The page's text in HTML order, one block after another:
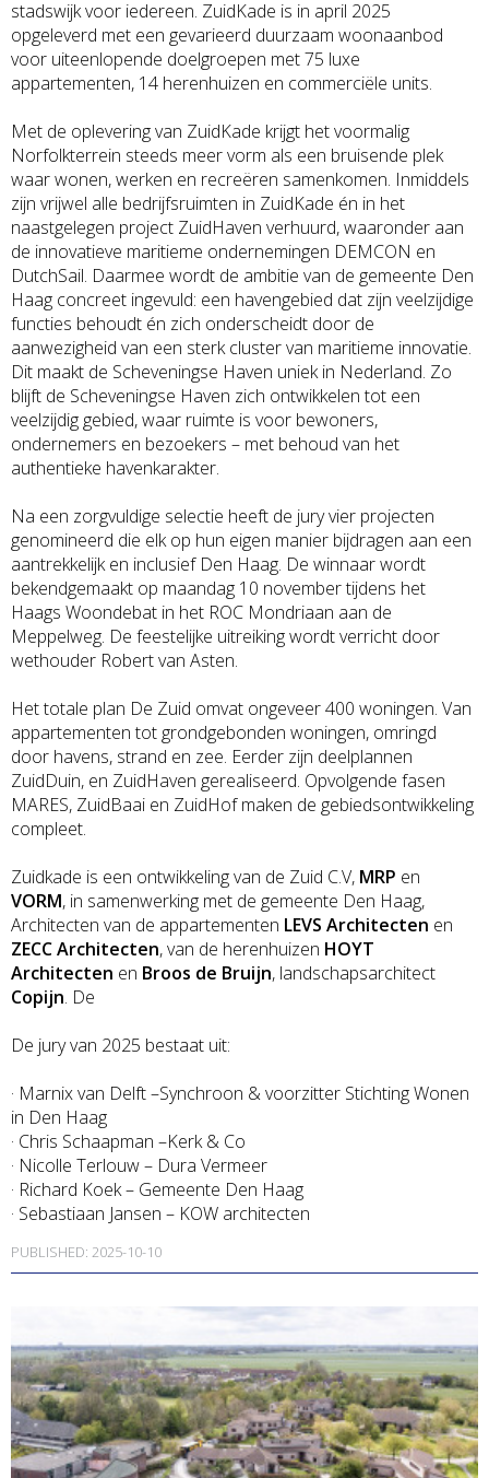
stadswijk voor iedereen. ZuidKade is in april 2025
opgeleverd met een gevarieerd duurzaam woonaanbod
voor uiteenlopende doelgroepen met 75 luxe
appartementen, 14 herenhuizen en commerciële units.
Met de oplevering van ZuidKade krijgt het voormalig
Norfolkterrein steeds meer vorm als een bruisende plek
waar wonen, werken en recreëren samenkomen. Inmiddels
zijn vrijwel alle bedrijfsruimten in ZuidKade én in het
naastgelegen project ZuidHaven verhuurd, waaronder aan
de innovatieve maritieme ondernemingen DEMCON en
DutchSail. Daarmee wordt de ambitie van de gemeente Den
Haag concreet ingevuld: een havengebied dat zijn veelzijdige
functies behoudt én zich onderscheidt door de
aanwezigheid van een sterk cluster van maritieme innovatie.
Dit maakt de Scheveningse Haven uniek in Nederland. Zo
blijft de Scheveningse Haven zich ontwikkelen tot een
veelzijdig gebied, waar ruimte is voor bewoners,
ondernemers en bezoekers – met behoud van het
authentieke havenkarakter.
Na een zorgvuldige selectie heeft de jury vier projecten
genomineerd die elk op hun eigen manier bijdragen aan een
aantrekkelijk en inclusief Den Haag. De winnaar wordt
bekendgemaakt op maandag 10 november tijdens het
Haags Woondebat in het ROC Mondriaan aan de
Meppelweg. De feestelijke uitreiking wordt verricht door
wethouder Robert van Asten.
Het totale plan De Zuid omvat ongeveer 400 woningen. Van
appartementen tot grondgebonden woningen, omringd
door havens, strand en zee. Eerder zijn deelplannen
ZuidDuin, en ZuidHaven gerealiseerd. Opvolgende fasen
MARES, ZuidBaai en ZuidHof maken de gebiedsontwikkeling
compleet.
Zuidkade is een ontwikkeling van de Zuid C.V, MRP en
VORM, in samenwerking met de gemeente Den Haag,
Architecten van de appartementen LEVS Architecten en
ZECC Architecten, van de herenhuizen HOYT
Architecten en Broos de Bruijn, landschapsarchitect
Copijn. De
De jury van 2025 bestaat uit:
· Marnix van Delft –Synchroon & voorzitter Stichting Wonen
in Den Haag
· Chris Schaapman –Kerk & Co
· Nicolle Terlouw – Dura Vermeer
· Richard Koek – Gemeente Den Haag
· Sebastiaan Jansen – KOW architecten
PUBLISHED: 2025-10-10